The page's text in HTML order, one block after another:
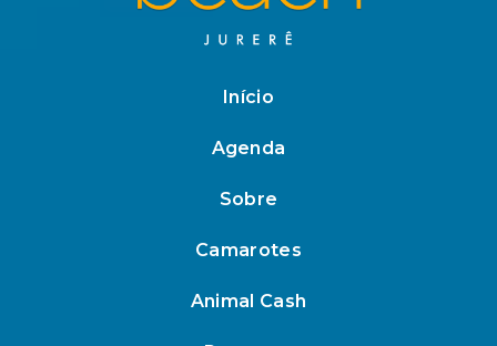
Início
Agenda
Sobre
Camarotes
Animal Cash